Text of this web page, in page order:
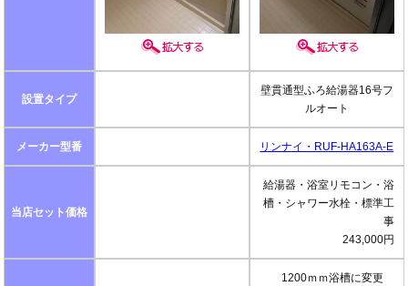
設置タイプ
壁貫通型ふろ給湯器16号フ
ルオート
メーカー型番 リンナイ・RUF-HA163A-E
当店セット価格
給湯器・浴室リモコン・浴
槽・シャワー水栓・標準工
事
243,000円
1200ｍｍ浴槽に変更